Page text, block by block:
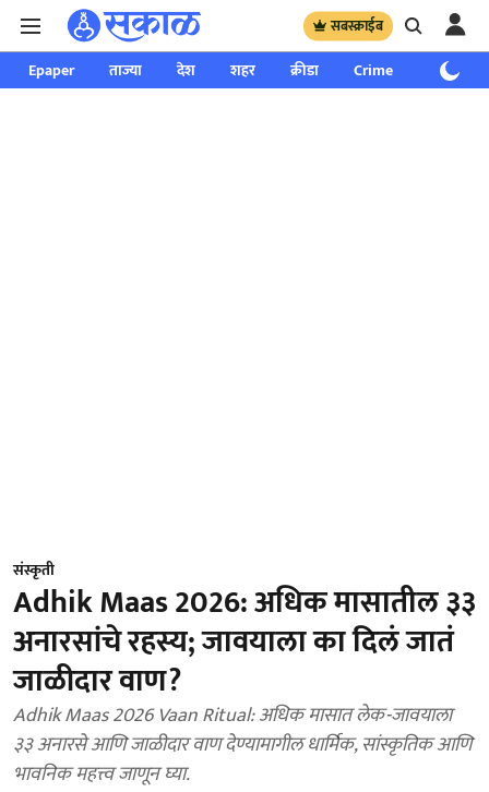
सबस्क्राईब
Epaper ताज्या देश शहर क्रीडा Crime साप्ताहिक
संस्कृती
Adhik Maas 2026: अधिक मासातील ३३
अनारसांचे रहस्य; जावयाला का दिलं जातं
जाळीदार वाण?
Adhik Maas 2026 Vaan Ritual: अधिक मासात लेक-जावयाला
३३ अनारसे आणि जाळीदार वाण देण्यामागील धार्मिक, सांस्कृतिक आणि
भावनिक महत्त्व जाणून घ्या.